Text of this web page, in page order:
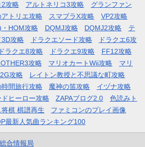
2攻略 アルトネリコ3攻略
グランファン
アトリエ攻略 スマブラX攻略
VP2攻略
HOM攻略
DQMJ攻略 DQMJ2攻略
テ
3D攻略
ドラクエソード攻略
ドラクエ6攻
ドラクエ8攻略 ドラクエ9攻略
FF12攻略
攻略 マリオカートWii攻略
マリ
攻略
レイトン教授と不思議な町攻略
間旅行攻略 魔神の笛攻略
イヅナ攻略
ドヒーロー攻略 ZAPAブログ2.0
色読みト
将棋 棋譜再生
ファミコンのプレイ画像
最新人気曲ランキング100
合情報局